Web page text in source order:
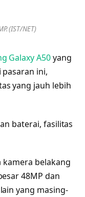
(IST/NET)
Galaxy A50yang
ini,
yang jauh lebih
baterai, fasilitas
belakang
48MP dan
yang masing-